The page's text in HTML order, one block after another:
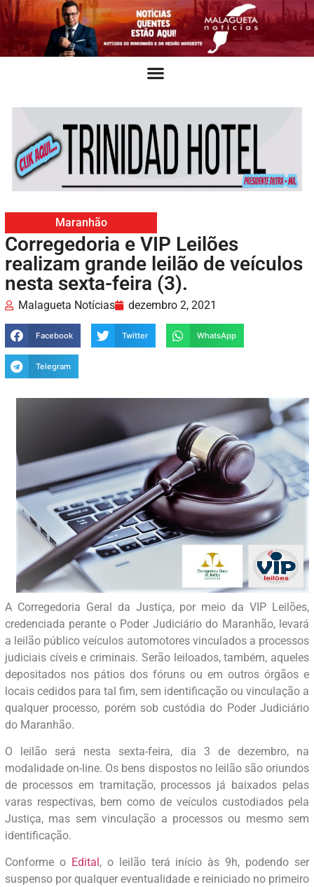
Maranhão
Corregedoria e VIP Leilões
realizam grande leilão de veículos
nesta sexta-feira (3).
Malagueta Notícias dezembro 2, 2021
Facebook Twitter WhatsApp
Telegram
A Corregedoria Geral da Justiça, por meio da VIP Leilões,
credenciada perante o Poder Judiciário do Maranhão, levará
a leilão público veículos automotores vinculados a processos
judiciais cíveis e criminais. Serão leiloados, também, aqueles
depositados nos pátios dos fóruns ou em outros órgãos e
locais cedidos para tal fim, sem identificação ou vinculação a
qualquer processo, porém sob custódia do Poder Judiciário
do Maranhão.
O leilão será nesta sexta-feira, dia 3 de dezembro, na
modalidade on-line. Os bens dispostos no leilão são oriundos
de processos em tramitação, processos já baixados pelas
varas respectivas, bem como de veículos custodiados pela
Justiça, mas sem vinculação a processos ou mesmo sem
identificação.
Conforme o Edital , o leilão terá início às 9h, podendo ser
suspenso por qualquer eventualidade e reiniciado no primeiro